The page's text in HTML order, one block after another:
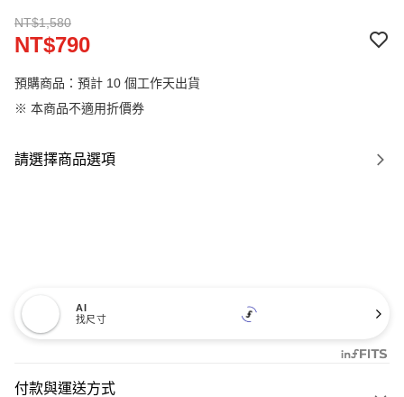
NT$1,580
NT$790
預購商品：預計 10 個工作天出貨
※ 本商品不適用折價券
請選擇商品選項
AI
找尺寸
付款與運送方式